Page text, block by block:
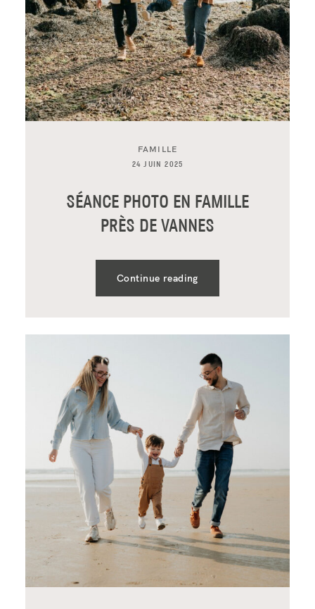
FAMILLE
24 JUIN 2025
SÉANCE PHOTO EN FAMILLE
PRÈS DE VANNES
Continue reading